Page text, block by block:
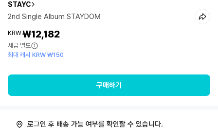
STAYC
2nd Single Album STAYDOM
KRW₩12,182
세금 별도
최대 캐시 KRW ₩150
구매하기
로그인 후 배송 가능 여부를 확인할 수 있습니다.